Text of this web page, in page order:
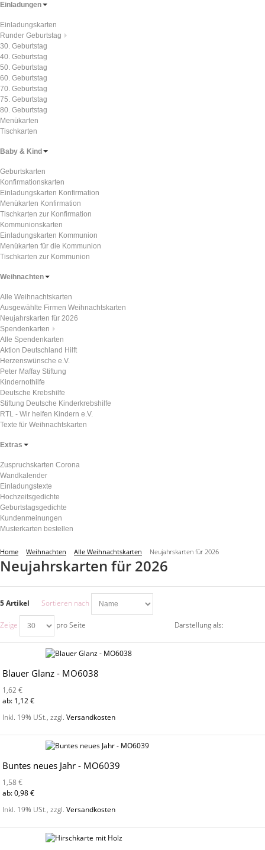
Einladungen
Einladungskarten
Runder Geburtstag
30. Geburtstag
40. Geburtstag
50. Geburtstag
60. Geburtstag
70. Geburtstag
75. Geburtstag
80. Geburtstag
Menükarten
Tischkarten
Baby & Kind
Geburtskarten
Konfirmationskarten
Einladungskarten Konfirmation
Menükarten Konfirmation
Tischkarten zur Konfirmation
Kommunionskarten
Einladungskarten Kommunion
Menükarten für die Kommunion
Tischkarten zur Kommunion
Weihnachten
Alle Weihnachtskarten
Ausgewählte Firmen Weihnachtskarten
Neujahrskarten für 2026
Spendenkarten
Alle Spendenkarten
Aktion Deutschland Hilft
Herzenswünsche e.V.
Peter Maffay Stiftung
Kindernothilfe
Deutsche Krebshilfe
Stiftung Deutsche Kinderkrebshilfe
RTL - Wir helfen Kindern e.V.
Texte für Weihnachtskarten
Extras
Zuspruchskarten Corona
Wandkalender
Einladungstexte
Hochzeitsgedichte
Geburtstagsgedichte
Kundenmeinungen
Musterkarten bestellen
Home Weihnachten Alle Weihnachtskarten Neujahrskarten für 2026
Neujahrskarten für 2026
5 Artikel Sortieren nach
Zeige pro Seite Darstellung als:
Blauer Glanz - MO6038
1,62 €
ab: 1,12 €
Inkl. 19% USt.,zzgl.Versandkosten
Buntes neues Jahr - MO6039
1,58 €
ab: 0,98 €
Inkl. 19% USt.,zzgl.Versandkosten